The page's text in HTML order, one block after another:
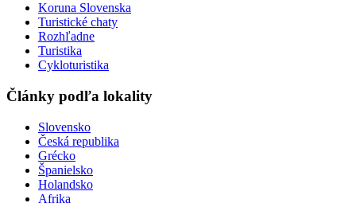
Koruna Slovenska
Turistické chaty
Rozhľadne
Turistika
Cykloturistika
Články podľa lokality
Slovensko
Česká republika
Grécko
Španielsko
Holandsko
Afrika